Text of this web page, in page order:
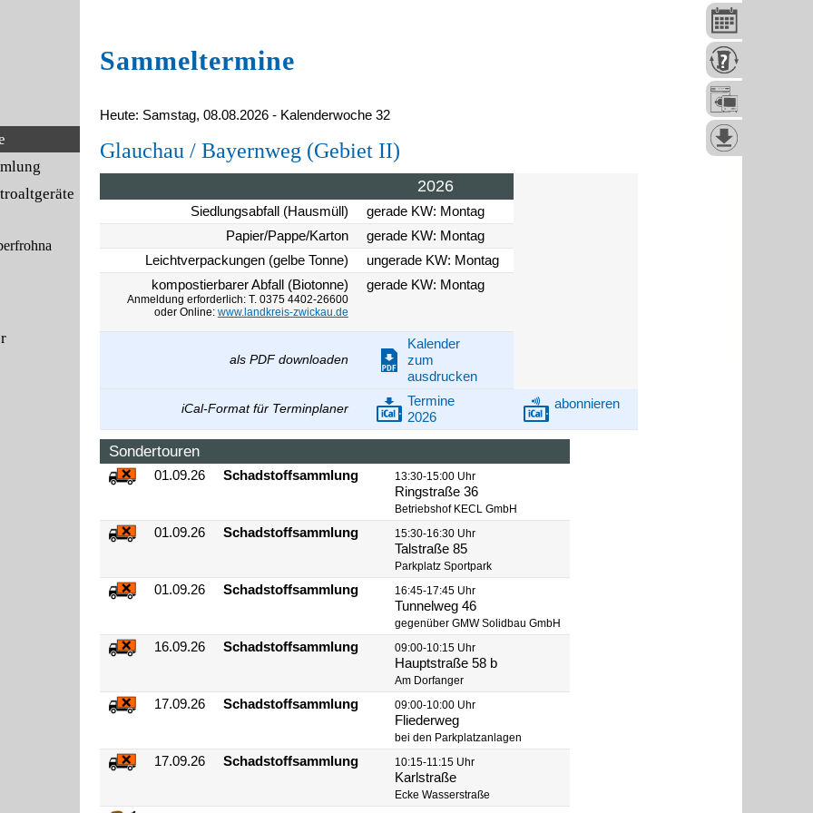
Sammeltermine
Heute: Samstag, 08.08.2026 - Kalenderwoche 32
Glauchau / Bayernweg (Gebiet II)
2026
Siedlungsabfall (Hausmüll)
gerade KW: Montag
Papier/Pappe/Karton
gerade KW: Montag
Leichtverpackungen (gelbe Tonne)
ungerade KW: Montag
kompostierbarer Abfall (Biotonne)
Anmeldung erforderlich: T. 0375 4402-26600
oder Online: www.landkreis-zwickau.de
gerade KW: Montag
als PDF downloaden
Kalender
zum
ausdrucken
iCal-Format für Terminplaner
Termine
2026
abonnieren
Sondertouren
01.09.26 Schadstoffsammlung 13:30-15:00 Uhr
Ringstraße 36
Betriebshof KECL GmbH
01.09.26 Schadstoffsammlung 15:30-16:30 Uhr
Talstraße 85
Parkplatz Sportpark
01.09.26 Schadstoffsammlung 16:45-17:45 Uhr
Tunnelweg 46
gegenüber GMW Solidbau GmbH
16.09.26 Schadstoffsammlung 09:00-10:15 Uhr
Hauptstraße 58 b
Am Dorfanger
17.09.26 Schadstoffsammlung 09:00-10:00 Uhr
Fliederweg
bei den Parkplatzanlagen
17.09.26 Schadstoffsammlung 10:15-11:15 Uhr
Karlstraße
Ecke Wasserstraße